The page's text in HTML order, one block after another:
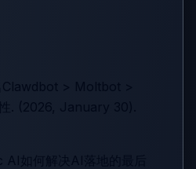
Clawdbot > Moltbot >
. (2026, January 30).
如何解决AI落地的最后